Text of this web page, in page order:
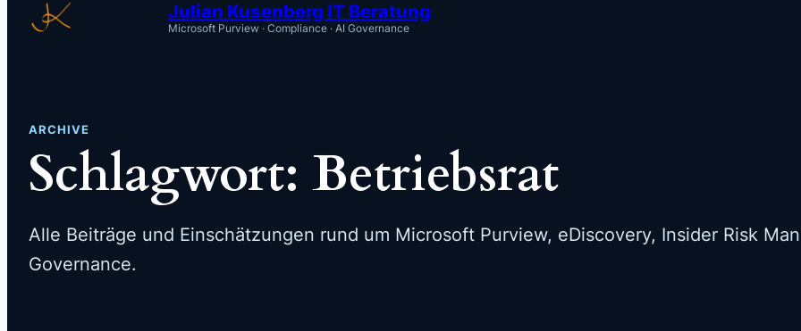
Inhalt
springen
Julian Kusenberg IT Beratung
Microsoft Purview · Compliance · AI Governance
ARCHIVE
Schlagwort:Betriebsrat
Alle Beiträge und Einschätzungen rund um Microsoft Purview, eDiscovery, Insider Risk
Governance.